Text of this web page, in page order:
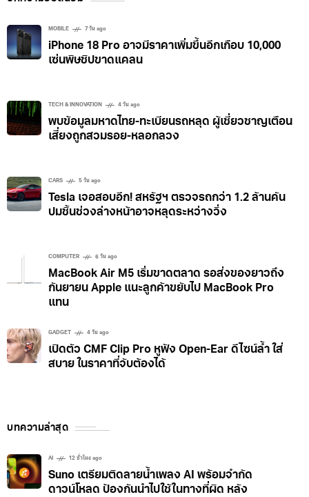
MOBILE 7 วัน ago
iPhone 18 Pro อาจมีราคาเพิ่มขึ้นอีกเกือบ 10,000
เซ่นพิษชิปขาดแคลน
TECH & INNOVATION 4 วัน ago
พบข้อมูลมหาดไทย-ทะเบียนรถหลุด ผู้เชี่ยวชาญเตือน
เสี่ยงถูกสวมรอย-หลอกลวง
CARS 5 วัน ago
Tesla เจอสอบอีก! สหรัฐฯ ตรวจรถกว่า 1.2 ล้านคัน
ปมชิ้นช่วงล่างหน้าอาจหลุดระหว่างวิ่ง
COMPUTER 6 วัน ago
MacBook Air M5 เริ่มขาดตลาด รอส่งของยาวถึง
กันยายน Apple แนะลูกค้าขยับไป MacBook Pro
แทน
GADGET 4 วัน ago
เปิดตัว CMF Clip Pro หูฟัง Open-Ear ดีไซน์ล้ำ ใส่
สบาย ในราคาที่จับต้องได้
บทความล่าสุด
AI 12 ชั่วโมง ago
Suno เตรียมติดลายน้ำเพลง AI พร้อมจำกัด
ดาวน์โหลด ป้องกันนำไปใช้ในทางที่ผิด หลัง